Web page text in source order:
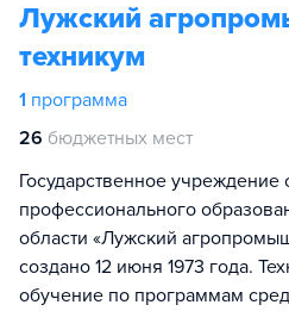
Лужский
техникум
1 программа
26 бюджетных мест
Государственное учреждение
профессионального
области «Лужский
создано 12 июня 1973 года.
обучение по программам